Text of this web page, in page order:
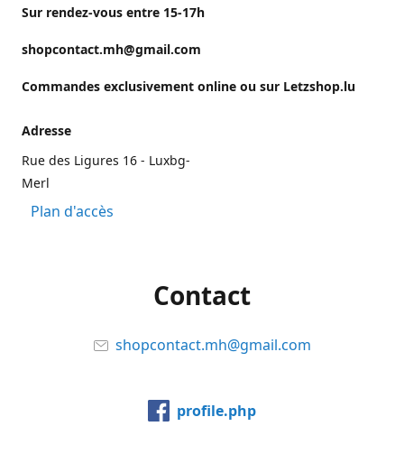
Sur rendez-vous entre 15-17h
shopcontact.mh@gmail.com
Commandes exclusivement online ou sur Letzshop.lu
Adresse
Rue des Ligures 16 - Luxbg-
Merl
Plan d'accès
Contact
shopcontact.mh@gmail.com
profile.php